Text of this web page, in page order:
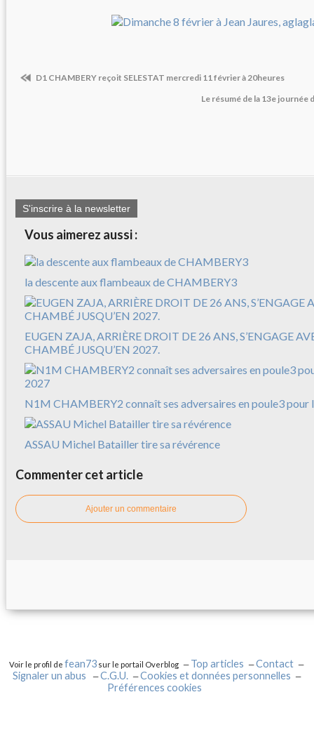
D1 CHAMBERY reçoit SELESTAT mercredi 11 février à 20heures
Le résumé de la 13e journée
S'inscrire à la newsletter
Vous aimerez aussi :
la descente aux flambeaux de CHAMBERY3
EUGEN ZAJA, ARRIÈRE DROIT DE 26 ANS, S’ENGAGE
CHAMBÉ JUSQU’EN 2027.
N1M CHAMBERY2 connaît ses adversaires en poule3 pour
ASSAU Michel Batailler tire sa révérence
Commenter cet article
Ajouter un commentaire
Voir le profil defean73 sur le portail Overblog Top articles
Contact
Signaler un abus
C.G.U.
Cookies et données personnelles
Préférences cookies